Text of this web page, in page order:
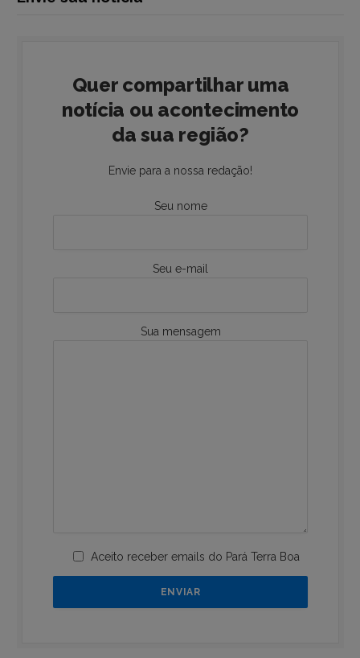
Quer compartilhar uma
notícia ou acontecimento
da sua região?
Envie para a nossa redação!
Seu nome
Seu e-mail
Sua mensagem
Aceito receber emails do Pará Terra Boa